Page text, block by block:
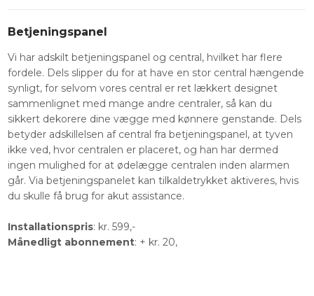
Betjeningspanel
Vi har adskilt betjeningspanel og central, hvilket har flere
fordele. Dels slipper du for at have en stor central hængende
synligt, for selvom vores central er ret lækkert designet
sammenlignet med mange andre centraler, så kan du
sikkert dekorere dine vægge med kønnere genstande. Dels
betyder adskillelsen af central fra betjeningspanel, at tyven
ikke ved, hvor centralen er placeret, og han har dermed
ingen mulighed for at ødelægge centralen inden alarmen
går. Via betjeningspanelet kan tilkaldetrykket aktiveres, hvis
du skulle få brug for akut assistance.
Installationspris: kr. 599,-
Månedligt abonnement: + kr. 20,